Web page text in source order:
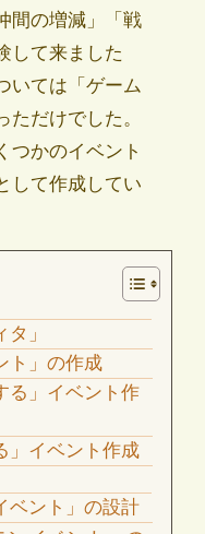
間の増減」「戦
して来ました
いては「ゲーム
だけでした。
つかのイベント
して作成してい
」
ト」の作成
る」イベント作
」イベント作成
ベント」の設計